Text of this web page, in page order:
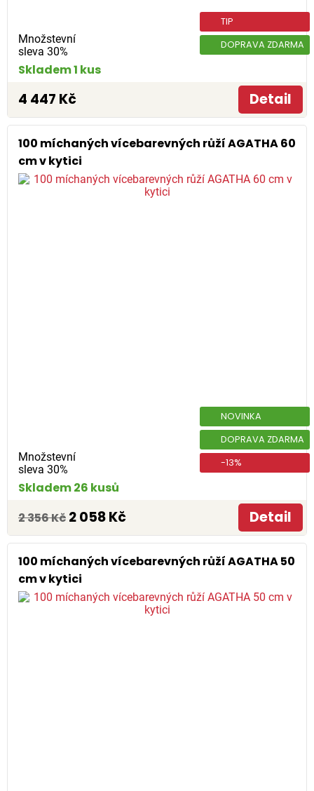
Množstevní
sleva 30%
TIP
DOPRAVA ZDARMA
Skladem 1 kus
4 447 Kč Detail
100 míchaných vícebarevných růží AGATHA 60
cm v kytici
Množstevní
sleva 30%
NOVINKA
DOPRAVA ZDARMA
-13%
Skladem 26 kusů
2 356 Kč 2 058 Kč Detail
100 míchaných vícebarevných růží AGATHA 50
cm v kytici